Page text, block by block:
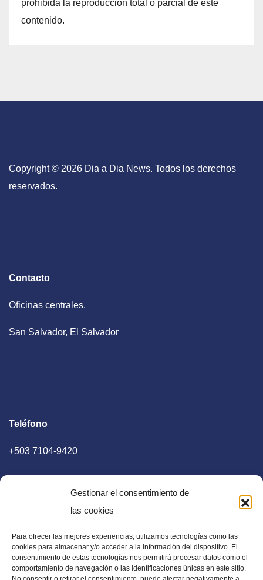
Gestionar el consentimiento de
las cookies
Para ofrecer las mejores experiencias, utilizamos tecnologías como las
cookies para almacenar y/o acceder a la información del dispositivo. El
consentimiento de estas tecnologías nos permitirá procesar datos como el
comportamiento de navegación o las identificaciones únicas en este sitio.
prohibida la reproducción total o parcial de este
contenido.
Copyright © 2026 Dia a Dia News. Todos los derechos
reservados.
Contacto
Oficinas centrales.
San Salvador, El Salvador
Teléfono
+503 7104-9420
E-mail
diaadia.redaccion@gmail.com